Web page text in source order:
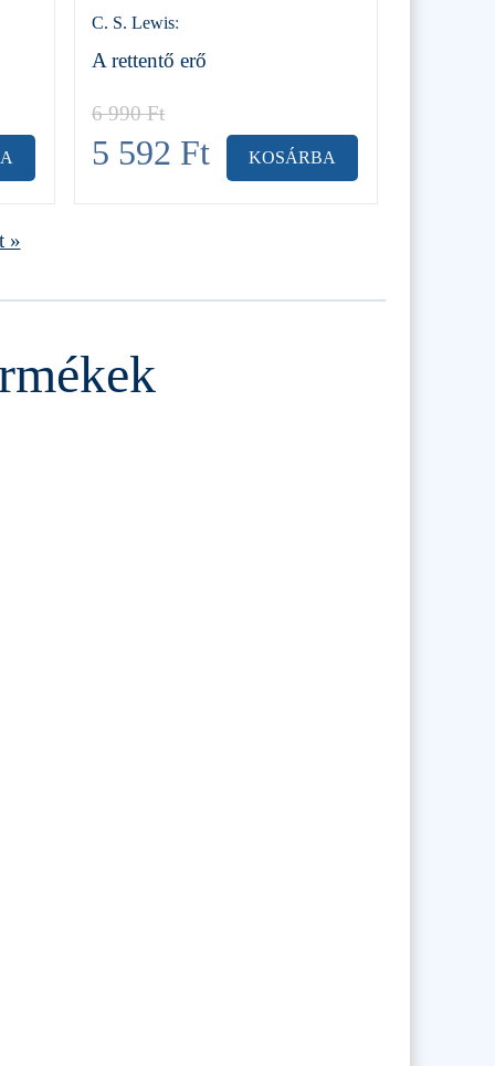
C. S. Lewis:
A rettentő erő
6 990Ft
5 592 Ft KOSÁRBA
»